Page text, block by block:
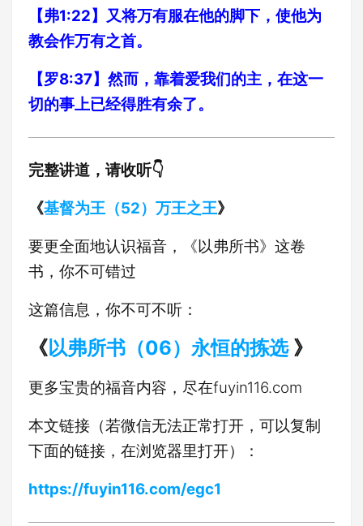
【弗1:22】又将万有服在他的脚下，使他为
教会作万有之首。
【罗8:37】然而，靠着爱我们的主，在这一
切的事上已经得胜有余了。
完整讲道，请收听👇
《基督为王（52）万王之王》
要更全面地认识福音，《以弗所书》这卷
书，你不可错过
这篇信息，你不可不听：
《以弗所书（06）永恒的拣选 》
更多宝贵的福音内容，尽在fuyin116.com
本文链接（若微信无法正常打开，可以复制
下面的链接，在浏览器里打开）：
https://fuyin116.com/egc1